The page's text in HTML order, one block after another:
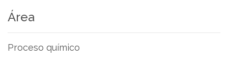
Área
Proceso químico